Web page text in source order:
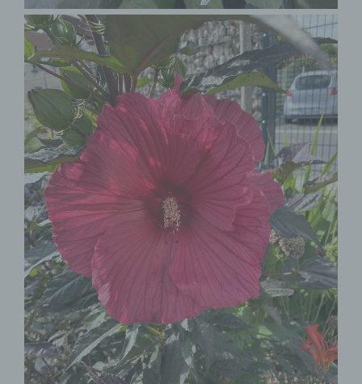
Personenbezogene Daten sind alle Informationen, die
sich auf eine identifizierte oder identifizierbare
natürliche Person (im Folgenden „betroffene Person")
beziehen. Als identifizierbar wird eine natürliche Person
angesehen, die direkt oder indirekt, insbesondere
mittels Zuordnung zu einer Kennung wie einem
Namen, zu einer Kennnummer, zu Standortdaten, zu
einer Online-Kennung oder zu einem oder mehreren
besonderen Merkmalen, die Ausdruck der physischen,
physiologischen, genetischen, psychischen,
wirtschaftlichen, kulturellen oder sozialen Identität
dieser natürlichen Person sind, identifiziert werden
kann.
b) betroffene Person
Betroffene Person ist jede identifizierte oder
identifizierbare natürliche Person, deren
personenbezogene Daten von dem für die Verarbeitung
Verantwortlichen verarbeitet werden.